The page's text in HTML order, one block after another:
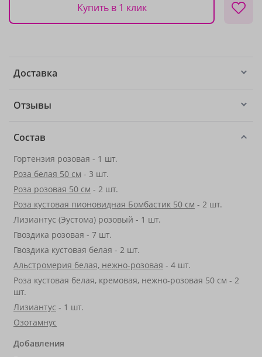
Купить в 1 клик
Доставка
Отзывы
Состав
Гортензия розовая - 1 шт.
Роза белая 50 см - 3 шт.
Роза розовая 50 см - 2 шт.
Роза кустовая пионовидная Бомбастик 50 см - 2 шт.
Лизиантус (Эустома) розовый - 1 шт.
Гвоздика розовая - 7 шт.
Гвоздика кустовая белая - 2 шт.
Альстромерия белая, нежно-розовая - 4 шт.
Роза кустовая белая, кремовая, нежно-розовая 50 см - 2
шт.
Лизиантус - 1 шт.
Озотамнус
Добавления